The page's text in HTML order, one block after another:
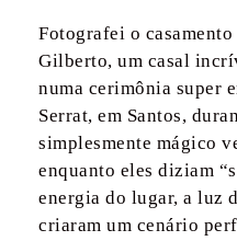
Fotografei o
Gilberto, um casal
numa cerimônia super
Serrat, em Santos,
simplesmente mágico
enquanto eles diziam
energia do lugar, a luz
criaram um cenário